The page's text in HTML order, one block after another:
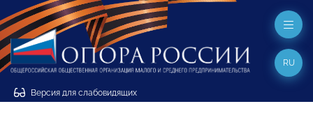
Версия для слабовидящих
RU